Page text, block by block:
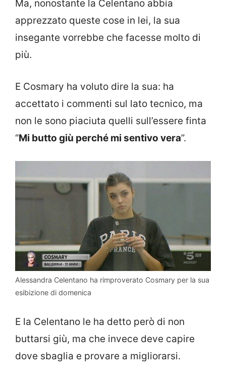
Ma, nonostante la Celentano abbia
apprezzato queste cose in lei, la sua
insegante vorrebbe che facesse molto di
più.
E Cosmary ha voluto dire la sua: ha
accettato i commenti sul lato tecnico, ma
non le sono piaciuta quelli sull’essere finta
“Mi butto giù perché mi sentivo vera”.
Alessandra Celentano ha rimproverato Cosmary per la sua
esibizione di domenica
E la Celentano le ha detto però di non
buttarsi giù, ma che invece deve capire
dove sbaglia e provare a migliorarsi.